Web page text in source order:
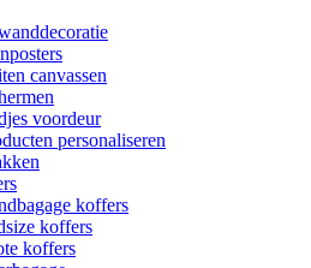
canvassen
voordeur
personaliseren
koffers
koffers
koffers